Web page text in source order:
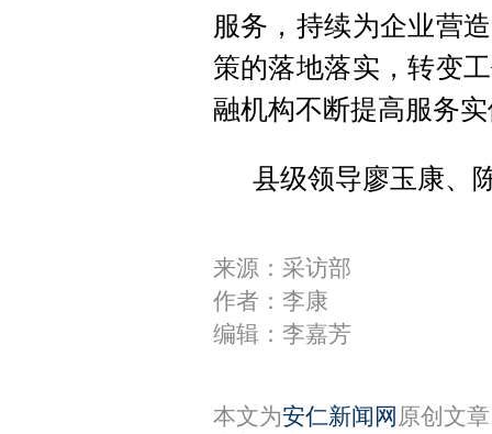
服务，持续为企业营
策的落地落实，转变
融机构不断提高服务
县级领导廖玉康、
来源：采访部
作者：李康
编辑：李嘉芳
本文为安仁新闻网 原创文